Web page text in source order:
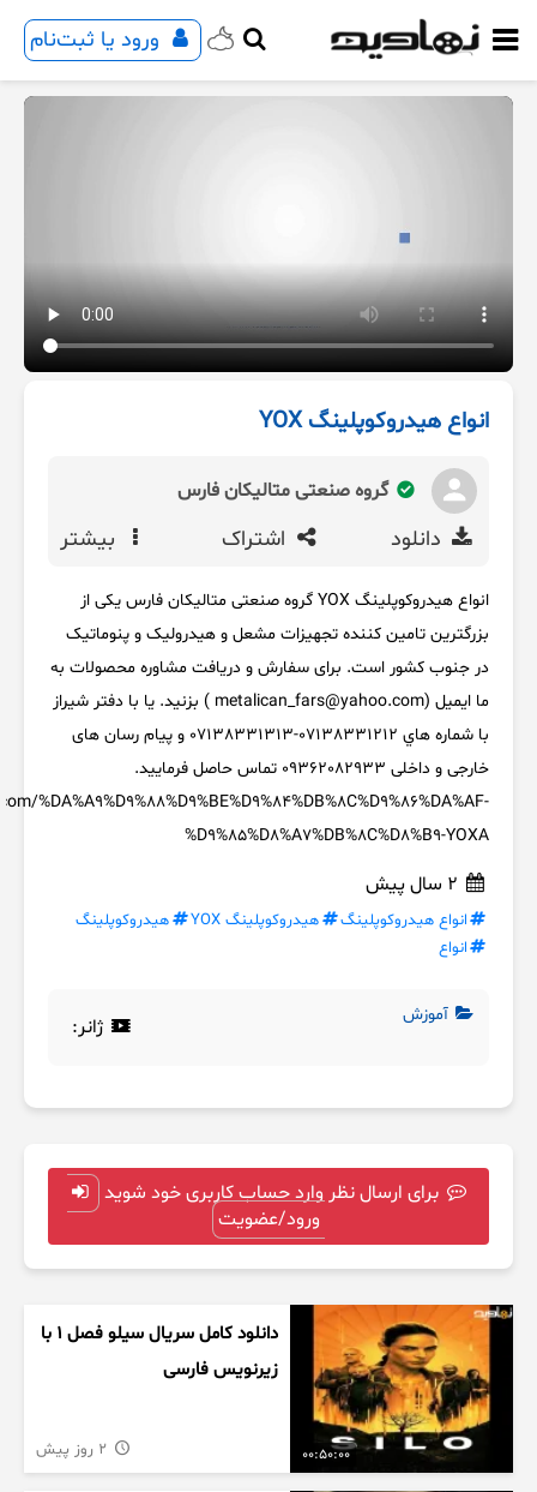
ورود یا ثبت‌نام
انواع هیدروکوپلینگ YOX
گروه صنعتی متالیکان فارس
دانلود اشتراک بیشتر
انواع هیدروکوپلینگ YOX گروه صنعتی متالیکان فارس یکی از
بزرگترین تامین کننده تجهیزات مشعل و هیدرولیک و پنوماتیک
در جنوب کشور است. برای سفارش و دریافت مشاوره محصولات به
ما ایمیل (metalican_fars@yahoo.com ) بزنید. یا با دفتر شیراز
با شماره هاي 07138331212-07138331313 و پیام رسان های
خارجی و داخلی 09362082933 تماس حاصل فرمایید.
%D9%85%D8%A7%DB%8C%D8%B9-YOXA
انواع هیدروکوپلینگ هیدروکوپلینگ YOX
هیدروکوپلینگ
انواع
آموزش ژانر:
برای ارسال نظر وارد حساب کاربری خود شوید
ورود/عضویت
00:50:00
دانلود کامل سریال سیلو فصل ۱ با
زیرنویس فارسی